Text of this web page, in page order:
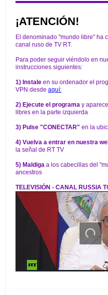
¡ATENCIÓN!
El denominado "mundo libre" ha
canal ruso de TV RT.
Para poder seguir viéndolo en
instrucciones siguientes:
1) Instale en su ordenador el
VPN desde aquí:
2) Ejecute el programa y
libres en la parte izquierda
3) Pulse "CONECTAR" en la
4) Vuelva a entrar en nuestra
la señal de RT TV
5) Maldiga a los cabecillas del
ancestros
TELEVISIÓN - CANAL RUSSIA